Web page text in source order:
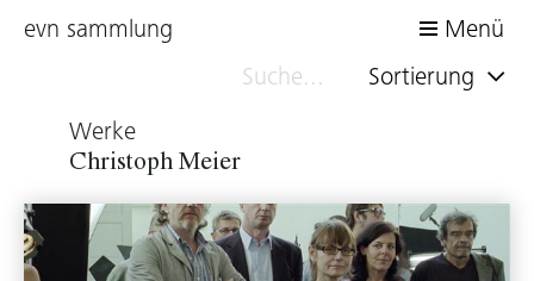
evn sammlung
Menü
Sortierung
Werke
Christoph Meier